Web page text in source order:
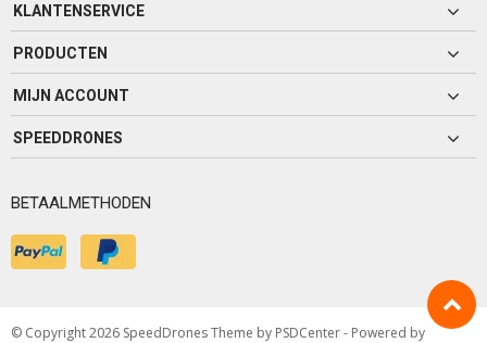
KLANTENSERVICE
PRODUCTEN
MIJN ACCOUNT
SPEEDDRONES
BETAALMETHODEN
© Copyright 2026 SpeedDrones Theme by PSDCenter- Powered by